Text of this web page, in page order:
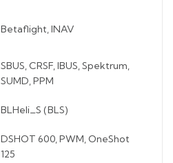
Betaflight, INAV
SBUS, CRSF, IBUS, Spektrum,
SUMD, PPM
BLHeli_S (BLS)
DSHOT 600, PWM, OneShot
125